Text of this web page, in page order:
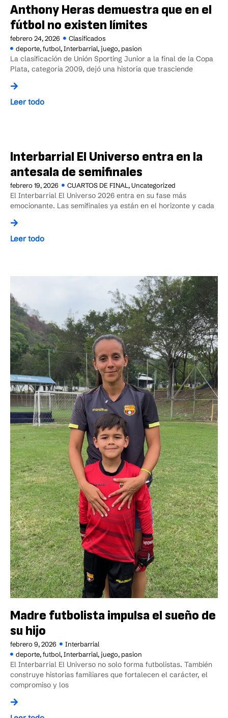
Anthony Heras demuestra que en el
fútbol no existen límites
febrero 24, 2026
Clasificados
deporte,futbol,Interbarrial, juego, pasion
La clasificación de Unión Sporting Junior a la final de la Copa
Plata, categoría 2009, dejó una historia que trasciende
Leer todo
Interbarrial El Universo entra en la
antesala de semifinales
febrero 19, 2026 CUARTOS DE FINAL ,Uncategorized
El Interbarrial El Universo 2026 entra en su fase más
emocionante. Las semifinales ya están en el horizonte y cada
Leer todo
Madre futbolista impulsa el sueño de
su hijo
febrero 9, 2026
Interbarrial
deporte,futbol,Interbarrial, juego, pasion
El Interbarrial El Universo no solo forma futbolistas. También
construye historias familiares que fortalecen el carácter, el
compromiso y los